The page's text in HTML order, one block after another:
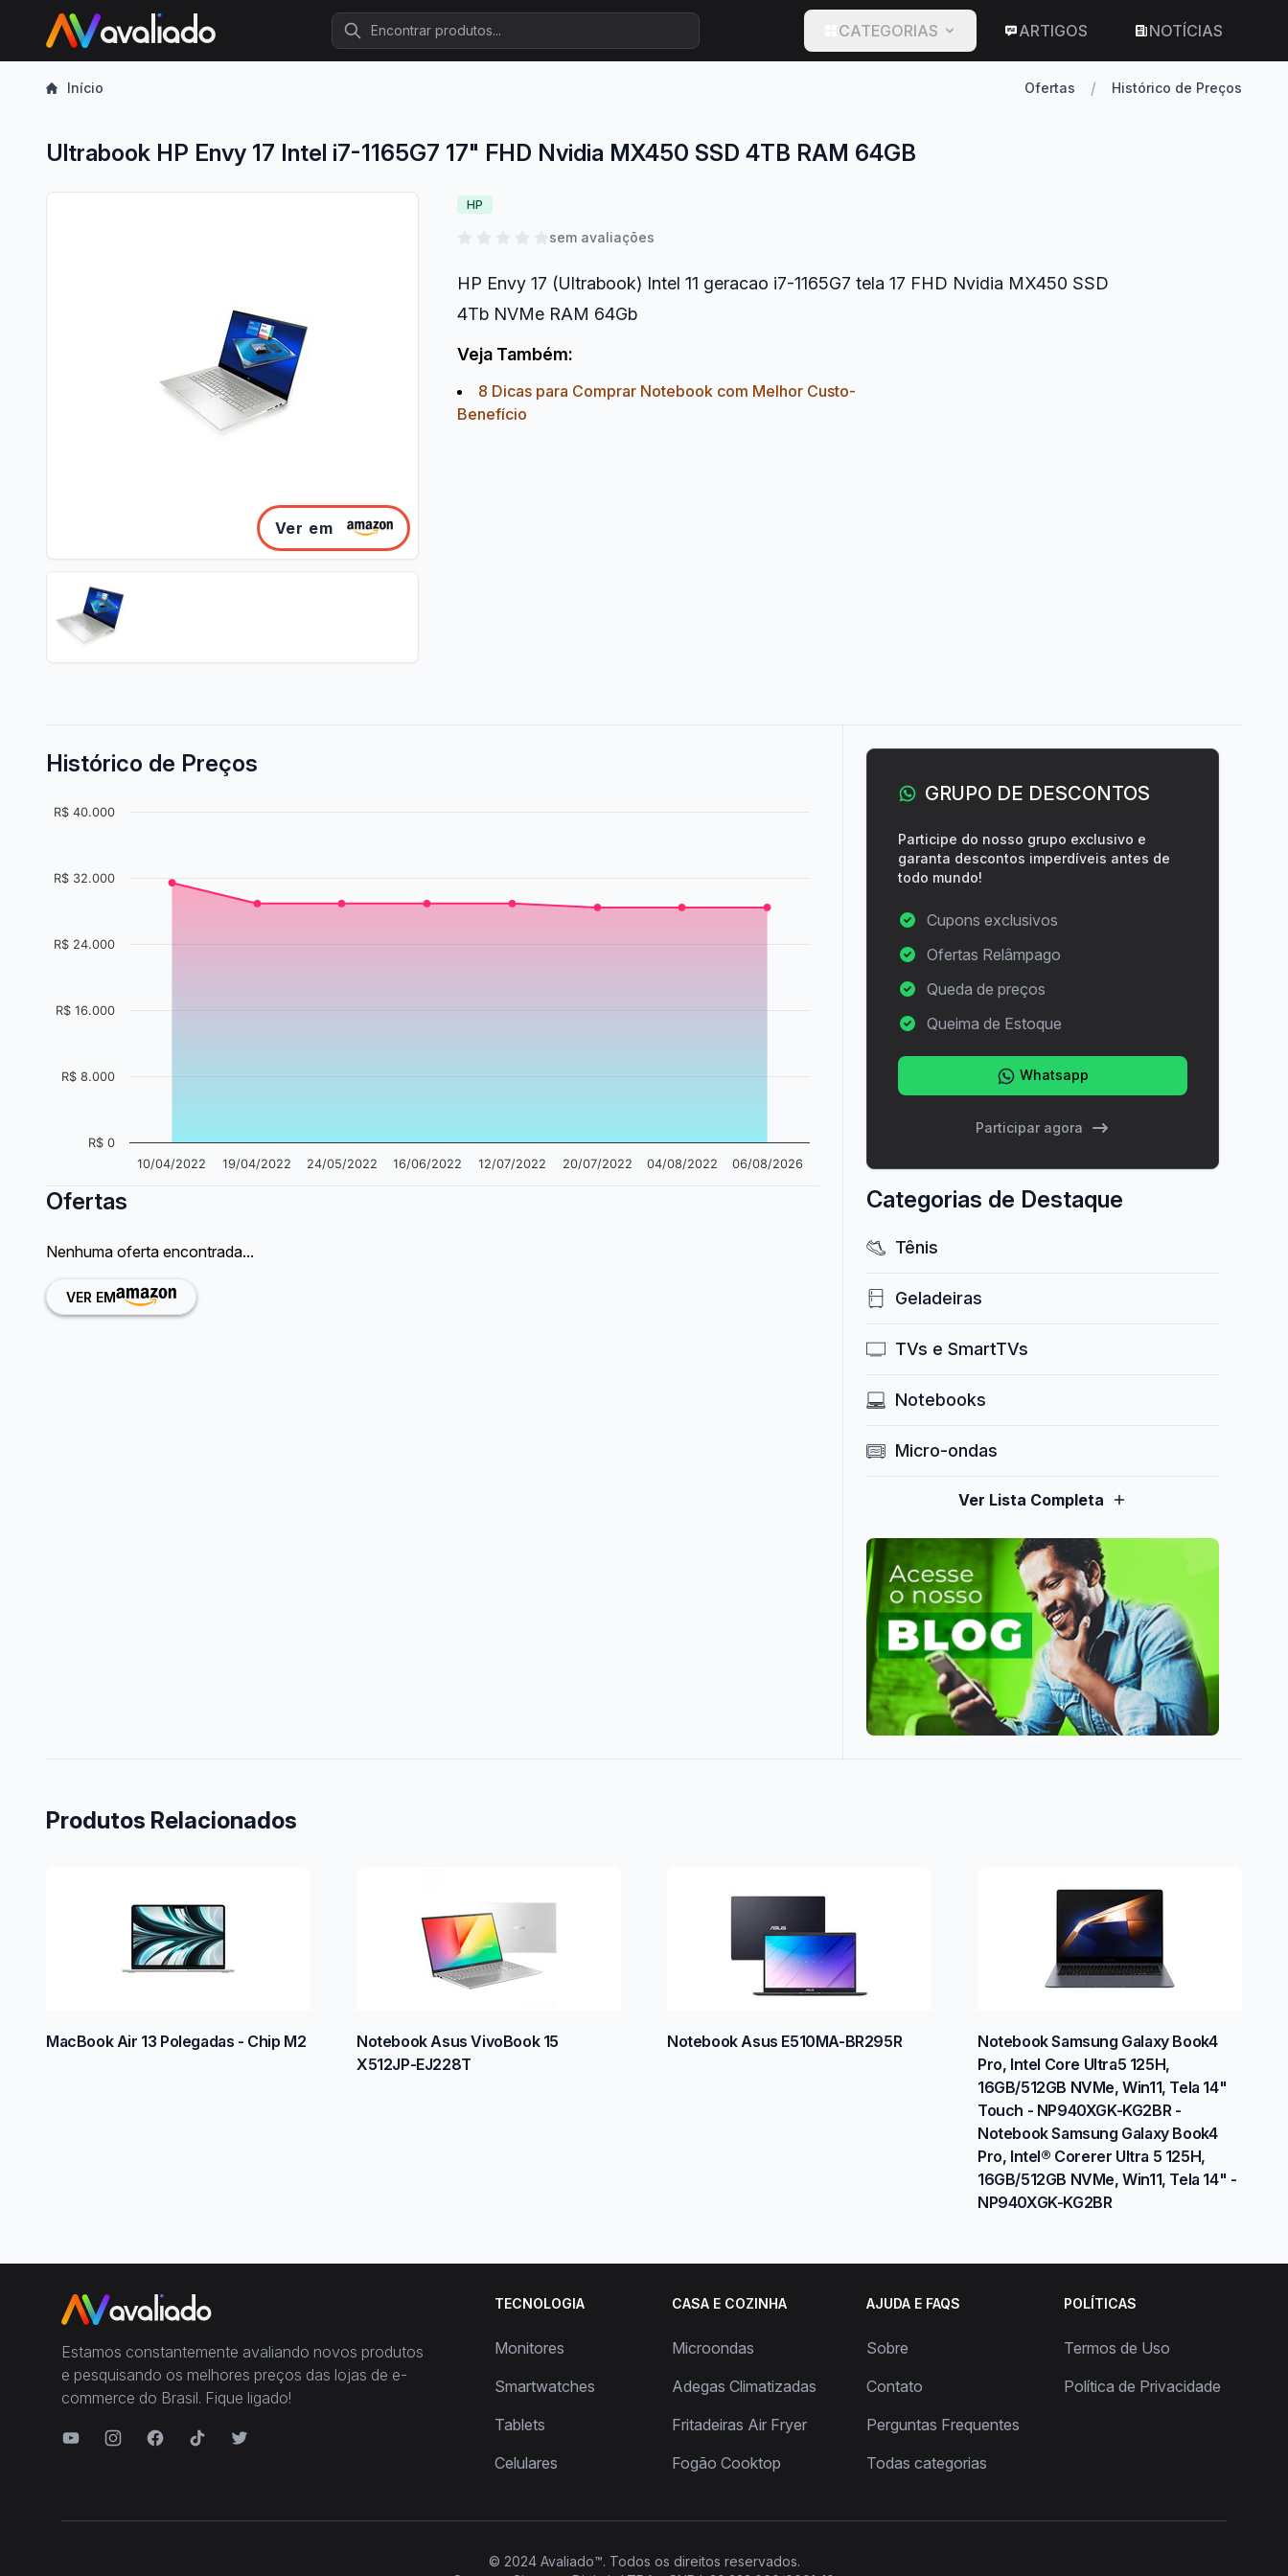
Procurar
CATEGORIAS ARTIGOS NOTÍCIAS
Início Ofertas / Histórico de Preços
Ultrabook HP Envy 17 Intel i7-1165G7 17" FHD Nvidia MX450 SSD 4TB RAM 64GB
Ver em
HP
sem avaliações
HP Envy 17 (Ultrabook) Intel 11 geracao i7-1165G7 tela 17 FHD Nvidia MX450 SSD
4Tb NVMe RAM 64Gb
Veja Também:
8 Dicas para Comprar Notebook com Melhor Custo-
Benefício
Histórico de Preços
10/04/2022 19/04/2022 24/05/2022 16/06/2022 12/07/2022 20/07/2022 04/08/2022 06/08/2026
R$ 0
R$ 8.000
R$ 16.000
R$ 24.000
R$ 32.000
R$ 40.000
Ofertas
Nenhuma oferta encontrada...
VER EM
GRUPO DE DESCONTOS
Participe do nosso grupo exclusivo e
garanta descontos imperdíveis antes de
todo mundo!
Cupons exclusivos
Ofertas Relâmpago
Queda de preços
Queima de Estoque
Whatsapp
Participar agora
Categorias de Destaque
Tênis
Geladeiras
TVs e SmartTVs
Notebooks
Micro-ondas
Ver Lista Completa
Produtos Relacionados
MacBook Air 13 Polegadas - Chip M2
Notebook Asus VivoBook 15
X512JP-EJ228T
Notebook Asus E510MA-BR295R
Notebook Samsung Galaxy Book4
Pro, Intel Core Ultra5 125H,
16GB/512GB NVMe, Win11, Tela 14"
Touch - NP940XGK-KG2BR -
Notebook Samsung Galaxy Book4
Pro, Intel® Corerer Ultra 5 125H,
16GB/512GB NVMe, Win11, Tela 14" -
NP940XGK-KG2BR
Estamos constantemente avaliando novos produtos
e pesquisando os melhores preços das lojas de e-
commerce do Brasil. Fique ligado!
TECNOLOGIA
Monitores
Smartwatches
Tablets
Celulares
CASA E COZINHA
Microondas
Adegas Climatizadas
Fritadeiras Air Fryer
Fogão Cooktop
AJUDA E FAQS
Sobre
Contato
Perguntas Frequentes
Todas categorias
POLÍTICAS
Termos de Uso
Política de Privacidade
© 2024 Avaliado™. Todos os direitos reservados.